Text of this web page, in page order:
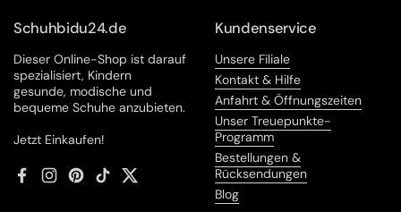
Schuhbidu24.de
Dieser Online-Shop ist darauf
spezialisiert, Kindern
gesunde, modische und
bequeme Schuhe anzubieten.
Jetzt Einkaufen!
FacebookInstagram
Pinterest
TikTokTwitter
Kundenservice
Unsere Filiale
Kontakt & Hilfe
Anfahrt & Öffnungszeiten
Unser Treuepunkte-
Programm
Bestellungen &
Rücksendungen
Blog